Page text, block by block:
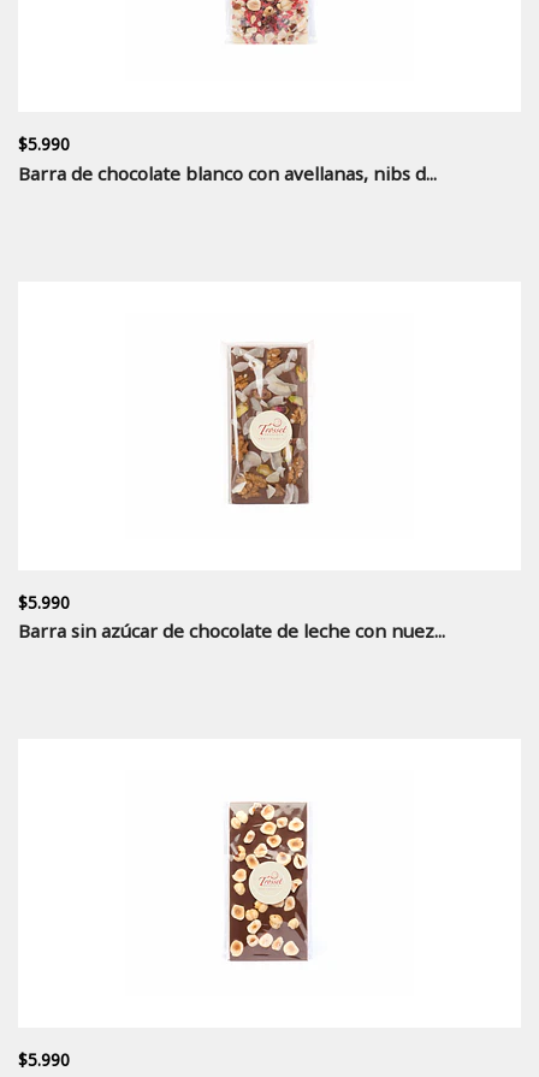
$5.990
Barra de chocolate blanco con avellanas, nibs d...
$5.990
Barra sin azúcar de chocolate de leche con nuez...
$5.990